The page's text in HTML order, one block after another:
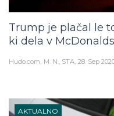
Trump je plačal le
ki dela v
Hudo.com M. N., STA 28. Sep
AKTUALNO